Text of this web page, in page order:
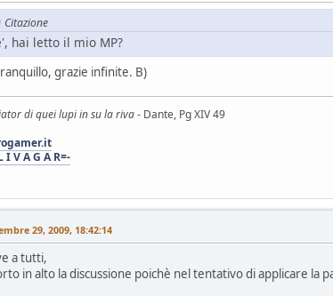
Citazione
hai letto il mio MP?
grazie infinite. B)
di quei lupi in su la riva- Dante, Pg XIV 49
I V A G A R=-
29, 2009, 18:42:14
a tutti,
in alto la discussione poichè nel tentativo di applicare la